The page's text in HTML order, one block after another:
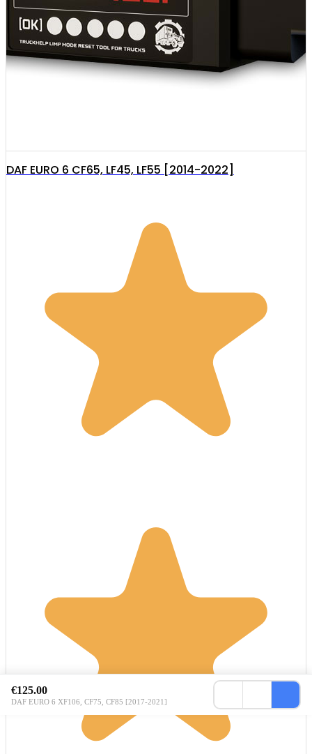
DAF EURO 6 CF65, LF45, LF55 [2014-2022]
€125.00
DAF EURO 6 XF106, CF75, CF85 [2017-2021]